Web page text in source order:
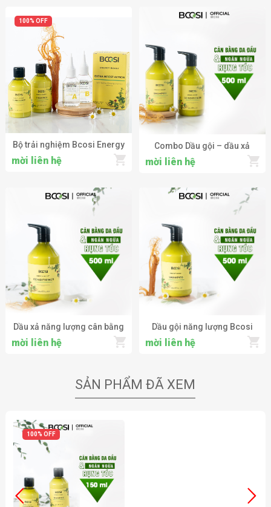
100% OFF
Bộ trải nghiệm Bcosi Energy
Boost chăm sóc da đầu và
mời liên hệ
Combo Dầu gội – dầu xả
năng lượng cân bằng da đầu
Bcosi Energy Boost 500ml
mời liên hệ
Dầu xả năng lượng cân bằng
độ ẩm tóc Bcosi Energy
mời liên hệ
Dầu gội năng lượng Bcosi
chăm sóc da đầu và ngăn
500ml
mời liên hệ
SẢN PHẨM ĐÃ XEM
100% OFF